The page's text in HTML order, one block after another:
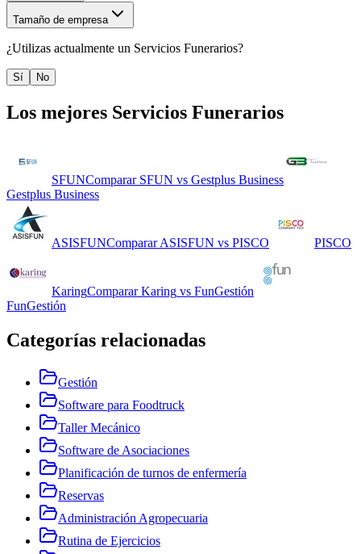
Tamaño de empresa
¿Utilizas actualmente un Servicios Funerarios?
Sí No
Los mejores Servicios Funerarios
SFUNComparar SFUN vs Gestplus Business
Gestplus Business
ASISFUNCompararASISFUN vs PISCO PISCO
KaringComparar Karing vs FunGestión
FunGestión
Categorías relacionadas
Gestión
Software para Foodtruck
Taller Mecánico
Software de Asociaciones
Planificación de turnos de enfermería
Reservas
Administración Agropecuaria
Rutina de Ejercicios